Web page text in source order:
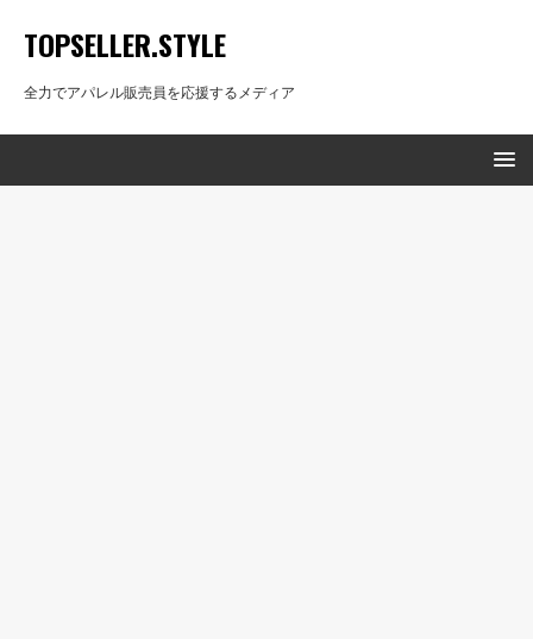
TOPSELLER.STYLE
全力でアパレル販売員を応援するメディア